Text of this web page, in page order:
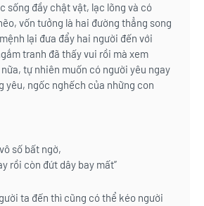
sống đầy chật vật, lạc lõng và có
vốn tưởng là hai đường thẳng song
lại đưa đẩy hai người đến với
tranh đã thấy vui rồi mà xem
tự nhiên muốn có người yêu ngay
yêu, ngốc nghếch của những con
số bất ngờ,
rồi còn đứt dây bay mất”
ta đến thì cũng có thể kéo người